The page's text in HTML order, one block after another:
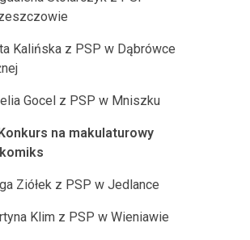
Kalińska z PSP w Dąbrówce
Gocel z PSP w Mniszku
na makulaturowy
Ziółek z PSP w Jedlance
Klim z PSP w Wieniawie